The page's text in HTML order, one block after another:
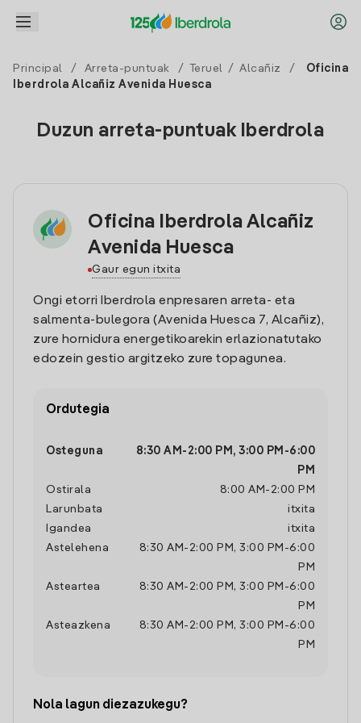
Principal / Arreta-puntuak / Teruel / Alcañiz /
Oficina
Iberdrola Alcañiz Avenida Huesca
Duzun arreta-puntuak Iberdrola
Oficina Iberdrola Alcañiz
Avenida Huesca
Gaur egun itxita
Ongi etorri Iberdrola enpresaren arreta- eta
salmenta-bulegora (Avenida Huesca 7, Alcañiz),
zure hornidura energetikoarekin erlazionatutako
edozein gestio argitzeko zure topagunea.
Ordutegia
Osteguna 8:30 AM - 2:00 PM , 3:00 PM -6:00
PM
Ostirala
8:00 AM - 2:00 PM
Larunbata
itxita
Igandea
itxita
Astelehena
8:30 AM - 2:00 PM , 3:00 PM -6:00
PM
Asteartea
8:30 AM - 2:00 PM , 3:00 PM -6:00
PM
Asteazkena
8:30 AM - 2:00 PM , 3:00 PM -6:00
PM
Nola lagun diezazukegu?